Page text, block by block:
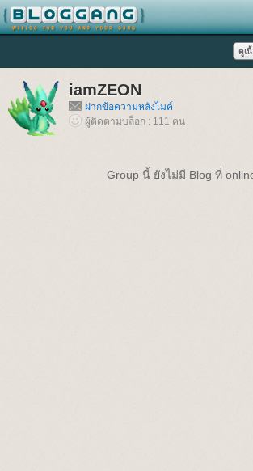
iamZEON
ฝากข้อความหลังไมค์
ผู้ติดตามบล็อก : 111 คน
Group นี้ ยังไม่มี Blog ที่